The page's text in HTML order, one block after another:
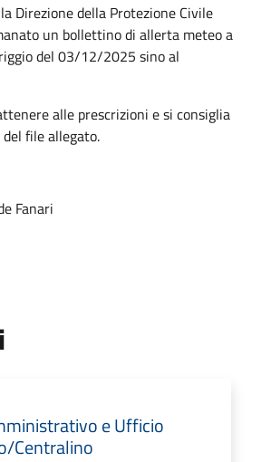
Direzione della Protezione Civile
un bollettino di allerta meteo a
del 03/12/2025 sino al
alle prescrizioni e si consiglia
file allegato.
Fanari
e Ufficio
Centralino